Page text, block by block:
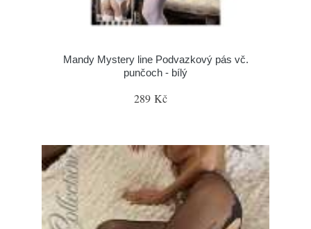
Mandy Mystery line Podvazkový pás vč.
punčoch - bílý
289 Kč